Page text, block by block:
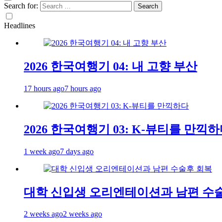
Search for:
Headlines
2026 한국여행기 04: 내 고향 부산
17 hours ago7 hours ago
2026 한국여행기 03: K-뷰티를 만끽
1 week ago7 days ago
대학 신입생 오리엔테이션과 남편 수
2 weeks ago2 weeks ago